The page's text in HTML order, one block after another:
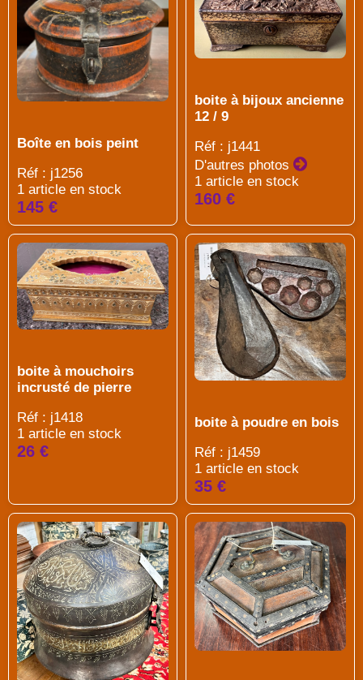
Boîte en bois peint
Réf : j1256
1 article en stock
145 €
boite à bijoux ancienne
12 / 9
Réf : j1441
D'autres photos
1 article en stock
160 €
boite à mouchoirs
incrusté de pierre
Réf : j1418
1 article en stock
26 €
boite à poudre en bois
Réf : j1459
1 article en stock
35 €